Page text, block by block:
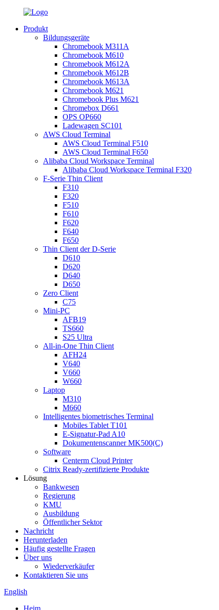
Produkt
Bildungsgeräte
Chromebook M311A
Chromebook M610
Chromebook M612A
Chromebook M612B
Chromebook M613A
Chromebook M621
Chromebook Plus M621
Chromebox D661
OPS OP660
Ladewagen SC101
AWS Cloud Terminal
AWS Cloud Terminal F510
AWS Cloud Terminal F650
Alibaba Cloud Workspace Terminal
Alibaba Cloud Workspace Terminal F320
F-Serie Thin Client
F310
F320
F510
F610
F620
F640
F650
Thin Client der D-Serie
D610
D620
D640
D650
Zero Client
C75
Mini-PC
AFB19
TS660
S25 Ultra
All-in-One Thin Client
AFH24
V640
V660
W660
Laptop
M310
M660
Intelligentes biometrisches Terminal
Mobiles Tablet T101
E-Signatur-Pad A10
Dokumentenscanner MK500(C)
Software
Centerm Cloud Printer
Citrix Ready-zertifizierte Produkte
Lösung
Bankwesen
Regierung
KMU
Ausbildung
Öffentlicher Sektor
Nachricht
Herunterladen
Häufig gestellte Fragen
Über uns
Wiederverkäufer
Kontaktieren Sie uns
English
Heim